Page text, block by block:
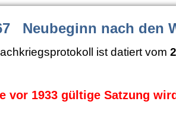
Neubeginn nach den
ist datiert vom
vor 1933 gültige Satzung